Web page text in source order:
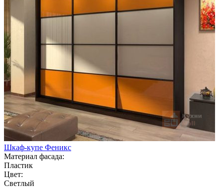
Шкаф-купе Феникс
Материал фасада:
Пластик
Цвет:
Светлый